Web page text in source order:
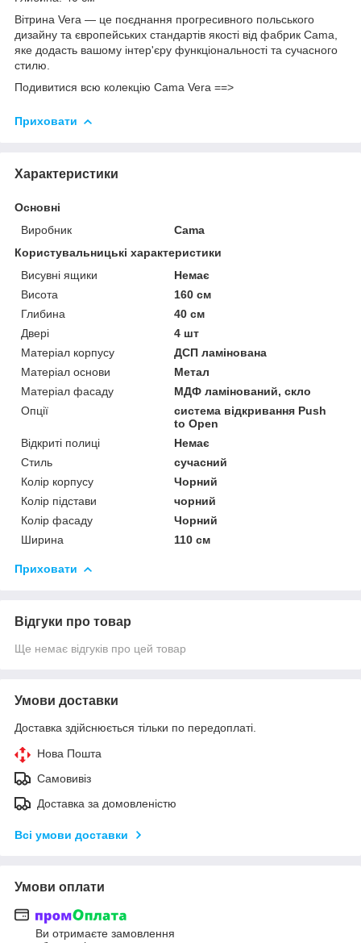
Вітрина Vera — це поєднання прогресивного польського
дизайну та європейських стандартів якості від фабрик Cama,
яке додасть вашому інтер'єру функціональності та сучасного
стилю.
Подивитися всю колекцію Cama Vera ==>
Приховати
Характеристики
Основні
Виробник
Cama
Користувальницькі характеристики
Висувні ящики
Немає
Висота
160 см
Глибина
40 см
Двері
4 шт
Матеріал корпусу
ДСП ламінована
Матеріал основи
Метал
Матеріал фасаду
МДФ ламінований, скло
Опції
система відкривання Push
to Open
Відкриті полиці
Немає
Стиль
сучасний
Колір корпусу
Чорний
Колір підстави
чорний
Колір фасаду
Чорний
Ширина
110 см
Приховати
Відгуки про товар
Ще немає відгуків про цей товар
Умови доставки
Доставка здійснюється тільки по передоплаті.
Нова Пошта
Самовивіз
Доставка за домовленістю
Всі умови доставки
Умови оплати
Ви отримаєте замовлення